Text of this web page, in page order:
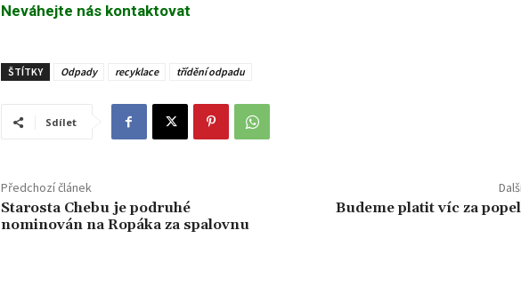
Neváhejte nás kontaktovat
ŠTÍTKY Odpady recyklace třídění odpadu
Sdílet
Předchozí článek
Starosta Chebu je podruhé
nominován na Ropáka za spalovnu
Budeme platit víc za